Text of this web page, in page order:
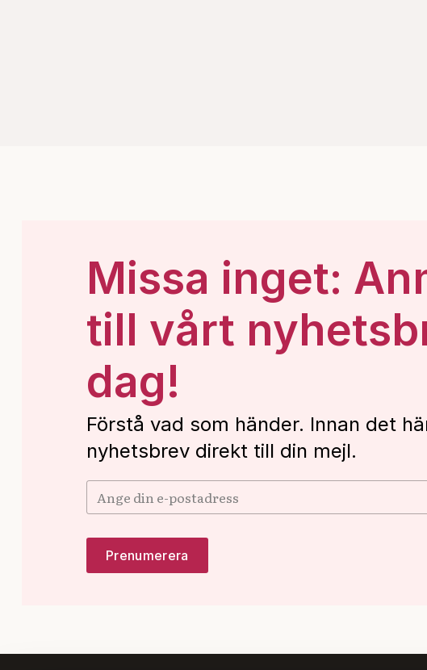
Missa inget:
till vårt
dag!
Förstå vad som händer. Innan det
nyhetsbrev direkt till din mejl.